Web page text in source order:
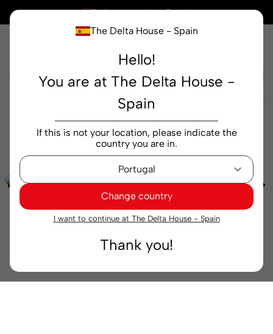
The Delta House - Spain
Hello!
You are at The Delta House -
Spain
If this is not your location, please indicate the
country you are in.
Change country
I want to continue at The Delta House - Spain
Thank you!
× Está comprando en España
Cafeterías Cereales y mezclas
Soluble Delta
Cafés Cereales y Fibra 200 g